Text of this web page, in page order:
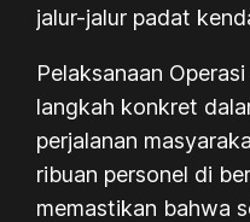
jalur-jalur padat
Pelaksanaan
langkah konkret
perjalanan
ribuan personel di
memastikan bahwa